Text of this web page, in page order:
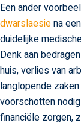
Een ander
dwarslaesiena
duidelijke
Denk aan
huis, verlies van
langlopende
voorschotten
financiële zorgen,